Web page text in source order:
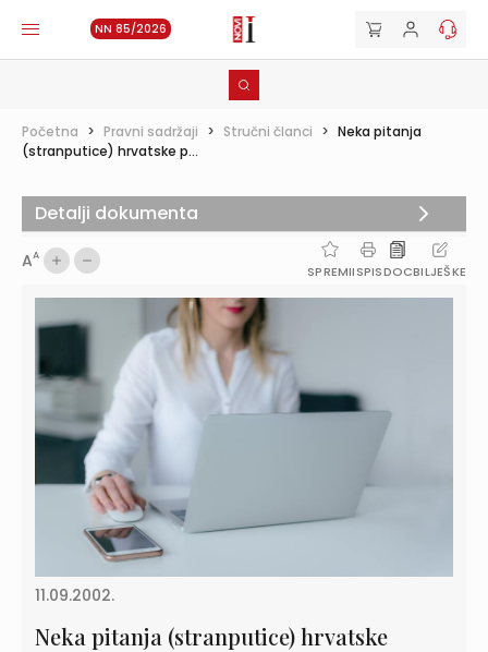
NN 85/2026
Početna > Pravni sadržaji > Stručni članci > Neka pitanja
(stranputice) hrvatske p...
AA
SPREMIISPISDOCBILJEŠKE
11.09.2002.
Neka pitanja (stranputice) hrvatske
Detalji dokumenta